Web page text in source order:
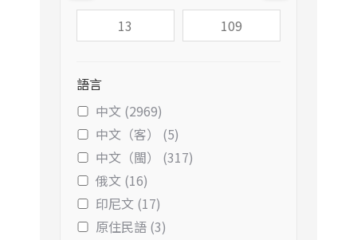
語言
中文 (2969)
中文（客） (5)
中文（閩） (317)
俄文 (16)
印尼文 (17)
原住民語 (3)